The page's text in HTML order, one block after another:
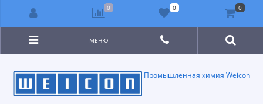
Промышленная химия Weicon
МЕНЮ
0 0 0